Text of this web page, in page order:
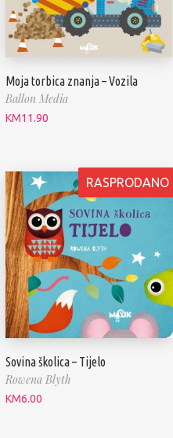
Moja torbica znanja – Vozila
Ballon Media
KM11.90
RASPRODANO
Sovina školica – Tijelo
Rowena Blyth
KM6.00